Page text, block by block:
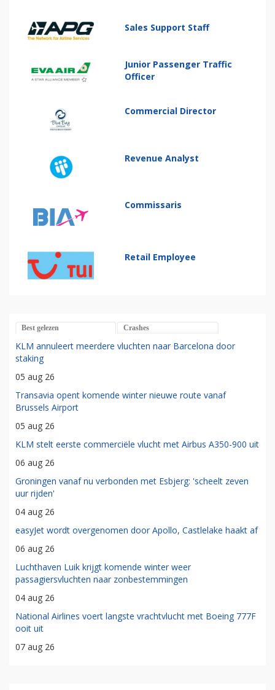
Sales Support Staff
Junior Passenger Traffic
Officer
Commercial Director
Revenue Analyst
Commissaris
Retail Employee
Best gelezen Crashes
KLM annuleert meerdere vluchten naar Barcelona door
staking
05 aug 26
Transavia opent komende winter nieuwe route vanaf
Brussels Airport
05 aug 26
KLM stelt eerste commerciële vlucht met Airbus A350-900 uit
06 aug 26
Groningen vanaf nu verbonden met Esbjerg: 'scheelt zeven
uur rijden'
04 aug 26
easyJet wordt overgenomen door Apollo, Castlelake haakt af
06 aug 26
Luchthaven Luik krijgt komende winter weer
passagiersvluchten naar zonbestemmingen
04 aug 26
National Airlines voert langste vrachtvlucht met Boeing 777F
ooit uit
07 aug 26